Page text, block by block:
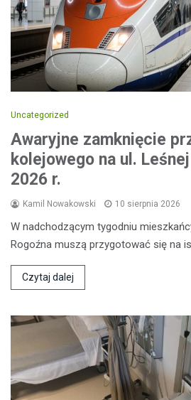
Uncategorized
Awaryjne zamknięcie
kolejowego na ul.
2026 r.
Kamil Nowakowski 10 sierpnia 2026
W nadchodzącym tygodniu
Rogoźna muszą przygotować się na
Czytaj dalej